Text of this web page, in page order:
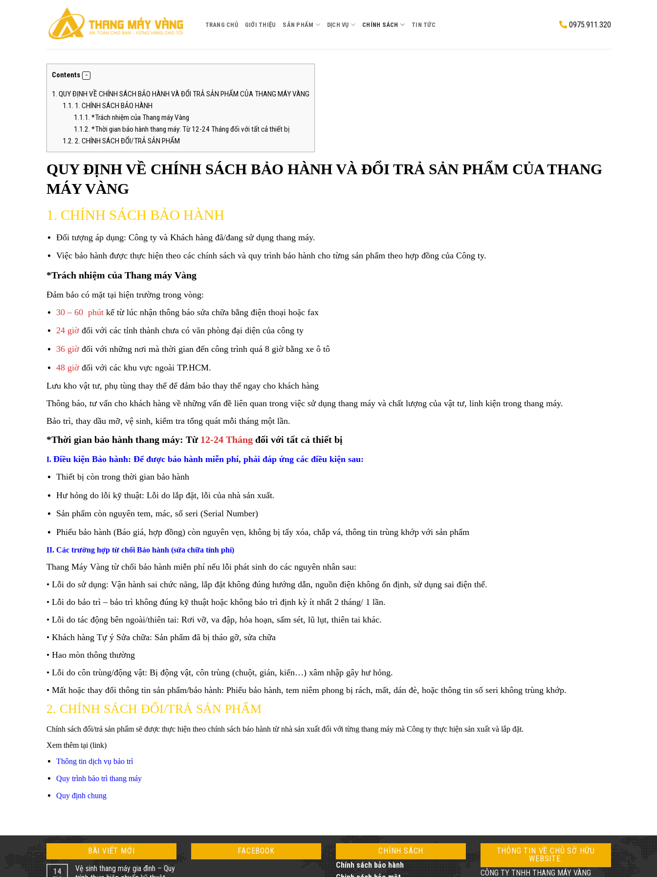
TRANG CHỦ GIỚI THIỆU SẢN PHẨM DỊCH VỤ CHÍNH SÁCH TIN TỨC 0975.911.320
Contents
1. QUY ĐỊNH VỀ CHÍNH SÁCH BẢO HÀNH VÀ ĐỔI TRẢ SẢN PHẨM CỦA THANG MÁY VÀNG
1.1. 1. CHÍNH SÁCH BẢO HÀNH
1.1.1. *Trách nhiệm của Thang máy Vàng
1.1.2. *Thời gian bảo hành thang máy: Từ 12-24 Tháng đối với tất cả thiết bị
1.2. 2. CHÍNH SÁCH ĐỔI/TRẢ SẢN PHẨM
QUY ĐỊNH VỀ CHÍNH SÁCH BẢO HÀNH VÀ ĐỔI TRẢ SẢN PHẨM CỦA THANG
MÁY VÀNG
1. CHÍNH SÁCH BẢO HÀNH
Đối tượng áp dụng: Công ty và Khách hàng đã/đang sử dụng thang máy.
Việc bảo hành được thực hiện theo các chính sách và quy trình bảo hành cho từng sản phẩm theo hợp đồng của Công ty.
*Trách nhiệm của Thang máy Vàng
Đảm bảo có mặt tại hiện trường trong vòng:
30 – 60 phút kể từ lúc nhận thông báo sửa chữa bằng điện thoại hoặc fax
24 giờ đối với các tỉnh thành chưa có văn phòng đại diện của công ty
36 giờ đối với những nơi mà thời gian đến công trình quá 8 giờ bằng xe ô tô
48 giờ đối với các khu vực ngoài TP.HCM.
Lưu kho vật tư, phụ tùng thay thế để đảm bảo thay thế ngay cho khách hàng
Thông báo, tư vấn cho khách hàng về những vấn đề liên quan trong việc sử dụng thang máy và chất lượng của vật tư, linh kiện trong thang máy.
Bảo trì, thay dầu mỡ, vệ sinh, kiểm tra tổng quát mỗi tháng một lần.
*Thời gian bảo hành thang máy: Từ 12-24 Thángđối với tất cả thiết bị
I. Điều kiện Bảo hành: Để được bảo hành miễn phí, phải đáp ứng các điều kiện sau:
Thiết bị còn trong thời gian bảo hành
Hư hỏng do lỗi kỹ thuật: Lỗi do lắp đặt, lỗi của nhà sản xuất.
Sản phẩm còn nguyên tem, mác, số seri (Serial Number)
Phiếu bảo hành (Báo giá, hợp đồng) còn nguyên vẹn, không bị tẩy xóa, chắp vá, thông tintrùng khớp với sản phẩm
II. Các trường hợp từ chối Bảo hành (sửa chữa tính phí)
Thang Máy Vàng từ chối bảo hành miễn phí nếu lỗi phát sinh do các nguyên nhân sau:
• Lỗi do sử dụng: Vận hành sai chức năng, lắp đặt không đúng hướng dẫn, nguồn điện không ổn định, sử dụng sai điện thế.
• Lỗi do bảo trì – bảo trì không đúng kỹ thuật hoặc không bảo trì định kỳ ít nhất 2 tháng/ 1 lần.
• Lỗi do tác động bên ngoài/thiên tai: Rơi vỡ, va đập, hỏa hoạn, sấm sét, lũ lụt, thiên tai khác.
• Khách hàng Tự ý Sửa chữa: Sản phẩm đã bị tháo gỡ, sửa chữa
• Hao mòn thông thường
• Lỗi do côn trùng/động vật: Bị động vật, côn trùng (chuột, gián, kiến…) xâm nhập gây hư hỏng.
• Mất hoặc thay đổi thông tin sản phẩm/bảo hành: Phiếu bảo hành, tem niêm phong bị rách, mất, dán đè, hoặc thông tin số seri không trùng khớp.
2. CHÍNH SÁCH ĐỔI/TRẢ SẢN PHẨM
Chính sách đổi/trả sản phẩm sẽ được thực hiện theo chính sách bảo hành từ nhà sản xuất đối với từng thang máy mà Công ty thực hiện sản xuất và lắp đặt.
Xem thêm tại (link)
Thông tin dịch vụ bảo trì
Quy trình bảo trì thang máy
Quy định chung
BÀI VIẾT MỚI
14
Vệ sinh thang máy gia đình – Quy
FACEBOOK
CHÍNH SÁCH
Chính sách bảo hành
THÔNG TIN VỀ CHỦ SỞ HỮU
WEBSITE:
CÔNG TY TNHH THANG MÁY VÀNG